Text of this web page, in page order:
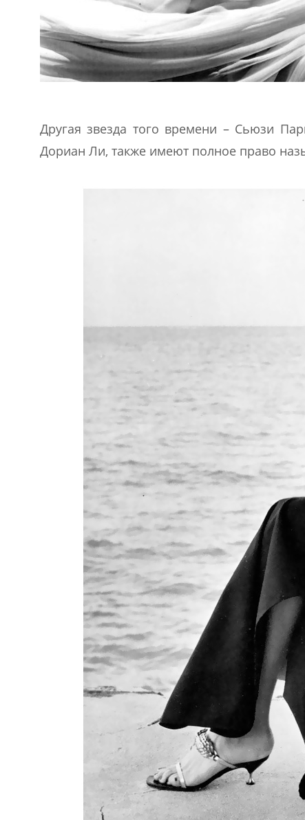
Другая звезда того времени – Сьюзи
Дориан Ли, также имеют полное право